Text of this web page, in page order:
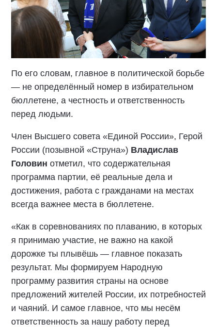
По его словам, главное в политической борьбе
— не определённый номер в избирательном
бюллетене, а честность и ответственность
перед людьми.
Член Высшего совета «Единой России», Герой
России (позывной «Струна») Владислав
Головин отметил, что содержательная
программа партии, её реальные дела и
достижения, работа с гражданами на местах
всегда важнее места в бюллетене.
«Как в соревнованиях по плаванию, в которых
я принимаю участие, не важно на какой
дорожке ты плывёшь — главное показать
результат. Мы формируем Народную
программу развития страны на основе
предложений жителей России, их потребностей
и чаяний. И самое главное, что мы несём
ответственность за нашу работу перед